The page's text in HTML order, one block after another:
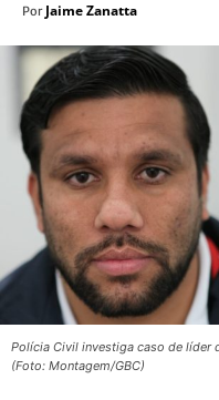
Por Jaime Zanatta
Polícia Civil investiga caso de líder
(Foto: Montagem/GBC)